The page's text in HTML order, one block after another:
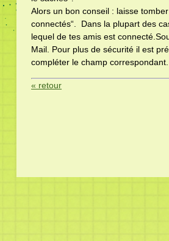
Alors un bon conseil : laisse
connectés“. Dans la plupart des
lequel de tes amis est
Mail. Pour plus de sécurité il est
compléter le champ correspondant.
« retour